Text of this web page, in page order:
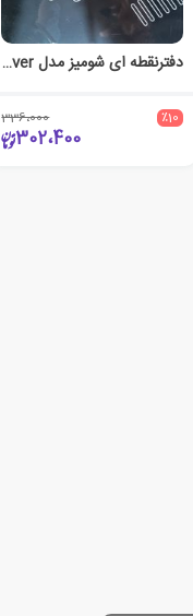
دفتر‌نقطه ای شومیز مدل GameOver سری Retro (همین)
٪10 336،000
302،400